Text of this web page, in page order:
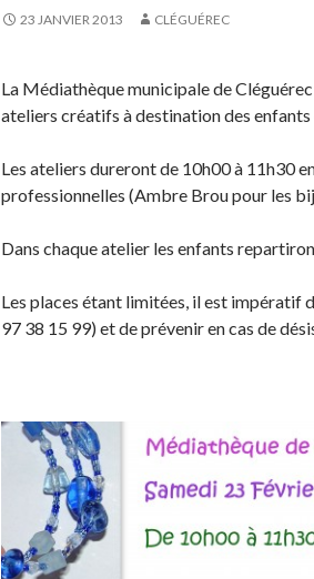
23 JANVIER 2013 CLÉGUÉREC
La Médiathèque municipale de
ateliers créatifs à destination des enfants
Les ateliers dureront de 10h00 à 11h30
professionnelles (Ambre Brou pour les
Dans chaque atelier les enfants
Les places étant limitées, il est impératif
97 38 15 99) et de prévenir en cas de